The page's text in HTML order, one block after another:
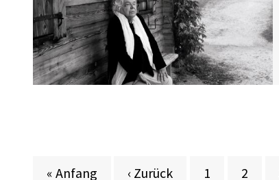
Erste Seite
« Anfang Vorherige Seite
‹ Zurück Seite
1 Seite
2